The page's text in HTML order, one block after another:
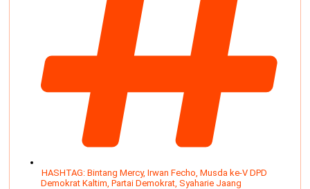
HASHTAG: Bintang Mercy, Irwan Fecho Musda ke-V DPD
Demokrat Kaltim Partai Demokrat Syaharie Jaang